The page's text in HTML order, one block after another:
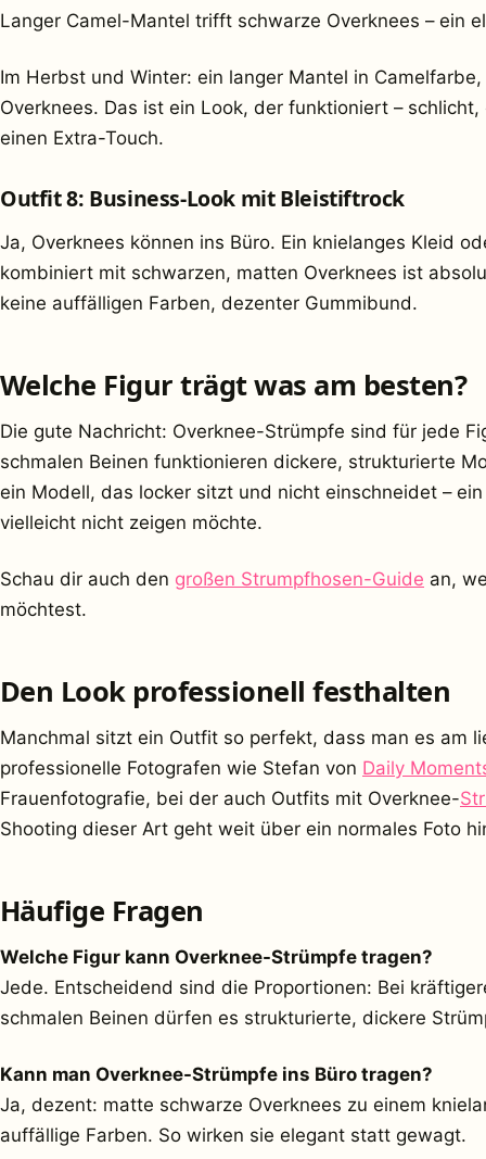
Langer Camel-Mantel trifft schwarze Overknees – ein
Im Herbst und Winter: ein langer Mantel in
Overknees. Das ist ein Look, der funktioniert –
einen Extra-Touch.
Outfit 8: Business-Look mit Bleistiftrock
Ja, Overknees können ins Büro. Ein knielanges Kleid
kombiniert mit schwarzen, matten Overknees ist
keine auffälligen Farben, dezenter Gummibund.
Welche Figur trägt was am besten?
Die gute Nachricht: Overknee-Strümpfe sind für jede
schmalen Beinen funktionieren dickere, strukturierte
ein Modell, das locker sitzt und nicht einschneidet –
vielleicht nicht zeigen möchte.
Schau dir auch den großen Strumpfhosen-Guide an,
möchtest.
Den Look professionell festhalten
Manchmal sitzt ein Outfit so perfekt, dass man es am
professionelle Fotografen wie Stefan von Daily
Frauenfotografie, bei der auch Outfits mit Overknee-
Shooting dieser Art geht weit über ein normales Foto
Häufige Fragen
Welche Figur kann Overknee-Strümpfe tragen?
Jede. Entscheidend sind die Proportionen: Bei
schmalen Beinen dürfen es strukturierte, dickere
Kann man Overknee-Strümpfe ins Büro tragen?
Ja, dezent: matte schwarze Overknees zu einem
auffällige Farben. So wirken sie elegant statt gewagt.